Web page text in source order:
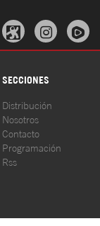
 
SECCIONES
Distribución
Nosotros
Contacto
Programación
Rss